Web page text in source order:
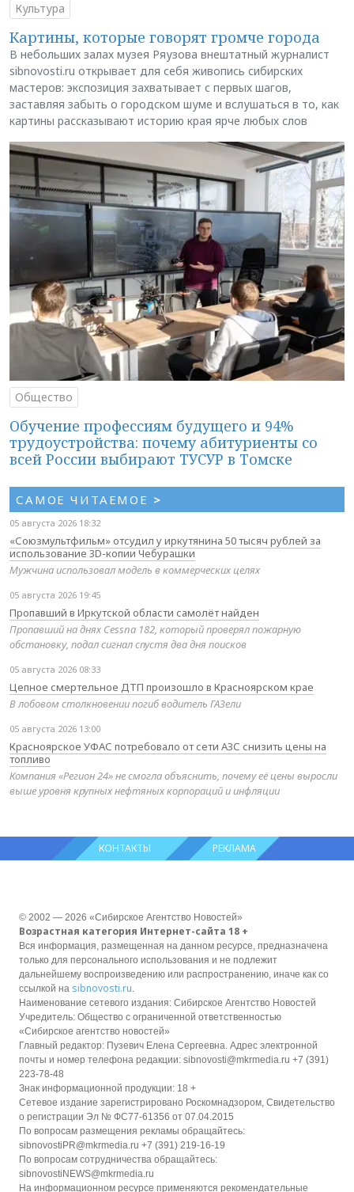
Культура
Картины, которые говорят громче города
В небольших залах музея Ряузова внештатный журналист
sibnovosti.ru открывает для себя живопись сибирских
мастеров: экспозиция захватывает с первых шагов,
заставляя забыть о городском шуме и вслушаться в то, как
картины рассказывают историю края ярче любых слов
Общество
Обучение профессиям будущего и 94%
трудоустройства: почему абитуриенты со
всей России выбирают ТУСУР в Томске
САМОЕ ЧИТАЕМОЕ >
05 августа 2026 18:32
«Союзмультфильм» отсудил у иркутянина 50 тысяч рублей за
использование 3D-копии Чебурашки
Мужчина использовал модель в коммерческих целях
05 августа 2026 19:45
Пропавший в Иркутской области самолёт найден
Пропавший на днях Cessna 182, который проверял пожарную
обстановку, подал сигнал спустя два дня поисков
05 августа 2026 08:33
Цепное смертельное ДТП произошло в Красноярском крае
В лобовом столкновении погиб водитель ГАЗели
05 августа 2026 13:00
Красноярское УФАС потребовало от сети АЗС снизить цены на
топливо
Компания «Регион 24» не смогла объяснить, почему её цены выросли
выше уровня крупных нефтяных корпораций и инфляции
КОНТАКТЫ РЕКЛАМА
© 2002 — 2026 «Сибирское Агентство Новостей»
Возрастная категория Интернет-сайта 18 +
Вся информация, размещенная на данном ресурсе, предназначена
только для персонального использования и не подлежит
дальнейшему воспроизведению или распространению, иначе как со
ссылкой на sibnovosti.ru.
Наименование сетевого издания: Сибирское Агентство Новостей
Учредитель: Общество с ограниченной ответственностью
«Сибирское агентство новостей»
Главный редактор: Пузевич Елена Сергеевна. Адрес электронной
почты и номер телефона редакции: sibnovosti@mkrmedia.ru +7 (391)
223-78-48
Знак информационной продукции: 18 +
Сетевое издание зарегистрировано Роскомнадзором, Свидетельство
о регистрации Эл № ФС77-61356 от 07.04.2015
По вопросам размещения рекламы обращайтесь:
sibnovostiPR@mkrmedia.ru +7 (391) 219-16-19
По вопросам сотрудничества обращайтесь:
sibnovostiNEWS@mkrmedia.ru
На информационном ресурсе применяются рекомендательные